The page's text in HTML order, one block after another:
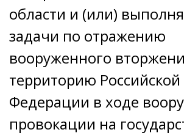
области и (или)
задачи по отражению
вооруженного
территорию Российской
Федерации в ходе
провокации на